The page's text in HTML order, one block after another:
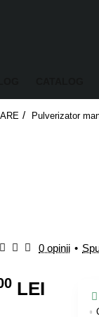
Pulverizator
0 opinii •
LEI